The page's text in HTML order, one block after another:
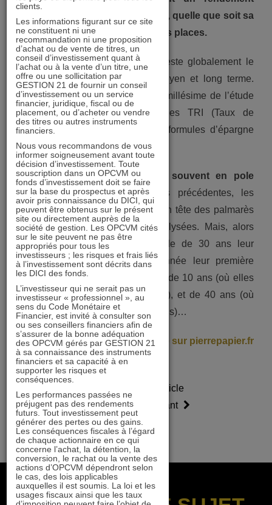
annualisé de 15,9%. L’immobilier, quelle que soit sa
forme, est souvent aux premières places.
L’immobilier, coté ou non coté, reste globalement le
placement le plus rentable à moyen et long terme.
C’est ce que confirme le dernier millésime de l’étude
annuelle de l’IEIF comparant les TRI (Taux de
Rendement Interne) de diverses formules d’épargne
sur 5, 10, 15, 20, 30 et 40 ans[1].
Les foncières cotées, le plus souvent en pole
position– Comme les années précédentes, les
foncières cotées sont nettement en tête des palmarès
sur la majorité des périodes analysées. Mais, alors
que l’an dernier seule la période de 30 ans leur
échappait, elles cèdent cette année leur première
place également sur les périodes de 10 ans (où elles
n’obtiennent qu’une 7e position…), et de 40 ans (où
elles sont devancées par les actions)…
> Lire la suite sur pierrepapier.fr
précédent
Article
suivant
clients.
Les informations figurant sur ce site
ne constituent ni une
recommandation ni une proposition
d’achat ou de vente de titres, un
conseil d’investissement quant à
l’achat ou à la vente d’un titre, une
offre ou une sollicitation par
GESTION 21 de fournir un conseil
d’investissement ou un service
financier, juridique, fiscal ou de
placement, ou d’acheter ou vendre
des titres ou autres instruments
financiers.
Nous vous recommandons de vous
informer soigneusement avant toute
décision d’investissement. Toute
souscription dans un OPCVM ou
fonds d’investissement doit se faire
sur la base du prospectus et après
avoir pris connaissance du DICI, qui
peuvent être obtenus sur le présent
site ou directement auprès de la
société de gestion. Les OPCVM cités
sur le site peuvent ne pas être
appropriés pour tous les
investisseurs ; les risques et frais liés
à l’investissement sont décrits dans
les DICI des fonds.
L’investisseur qui ne serait pas un
investisseur « professionnel », au
sens du Code Monétaire et
Financier, est invité à consulter son
ou ses conseillers financiers afin de
s’assurer de la bonne adéquation
des OPCVM gérés par GESTION 21
à sa connaissance des instruments
financiers et sa capacité à en
supporter les risques et
conséquences.
Les performances passées ne
préjugent pas des rendements
futurs. Tout investissement peut
générer des pertes ou des gains.
Les conséquences fiscales à l’égard
de chaque actionnaire en ce qui
concerne l’achat, la détention, la
conversion, le rachat ou la vente des
actions d’OPCVM dépendront selon
le cas, des lois applicables
auxquelles il est soumis. La loi et les
usages fiscaux ainsi que les taux